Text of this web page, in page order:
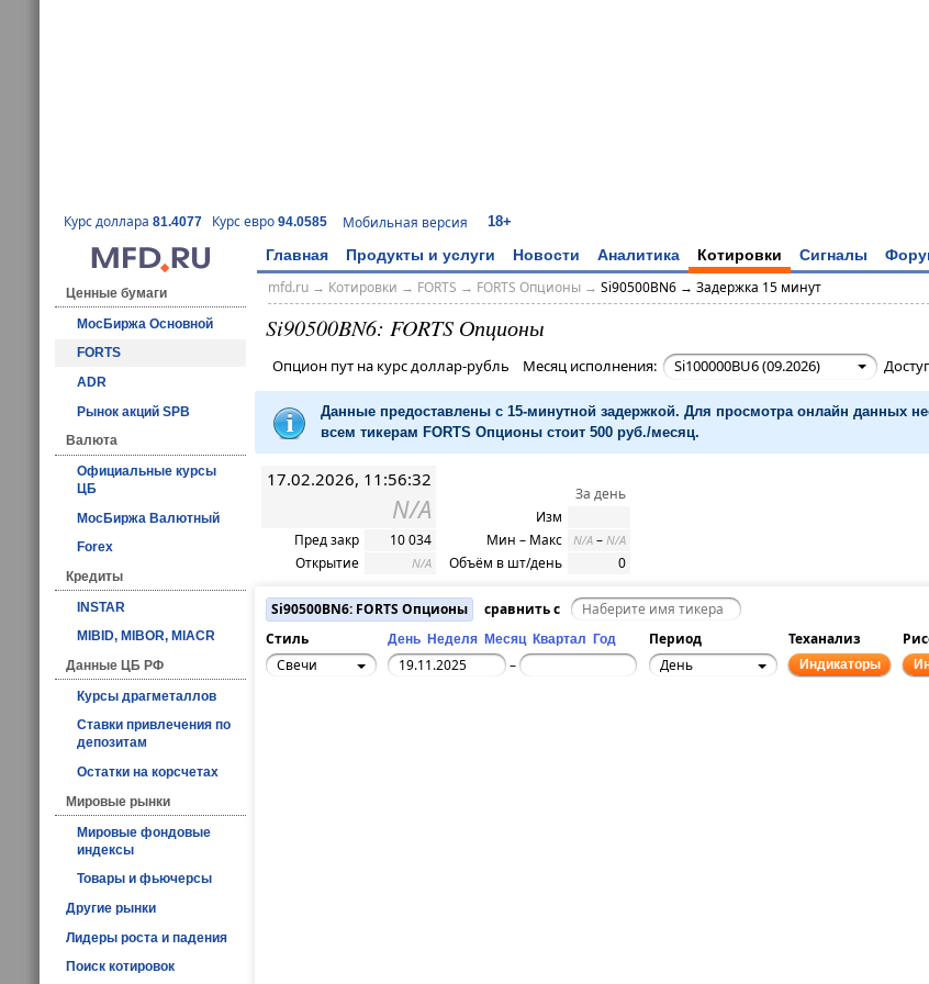
Курс доллара 81.4077 Курс евро 94.0585 Мобильная версия 18+
Главная Продукты и услуги Новости Аналитика Котировки Сигналы
Ценные бумаги
МосБиржа Основной
FORTS
ADR
Рынок акций SPB
Валюта
Официальные курсы
ЦБ
МосБиржа Валютный
Forex
Кредиты
INSTAR
MIBID, MIBOR, MIACR
Данные ЦБ РФ
Курсы драгметаллов
Ставки привлечения по
депозитам
Остатки на корсчетах
Мировые рынки
Мировые фондовые
индексы
Товары и фьючерсы
Другие рынки
Лидеры роста и падения
Поиск котировок
mfd.ru→ Котировки → FORTS → FORTS Опционы→ Si90500BN6 → Задержка 15 минут
Si90500BN6: FORTS Опционы
Опцион пут на курс доллар-рубль Месяц исполнения: Si100000BU6 (09.2026)
Данные предоставлены с 15-минутной задержкой. Для просмотра онлайн данных
всем тикерам FORTS Опционы стоит 500 руб./месяц.
17.02.2026, 11:56:32
N/A
Пред закр
10 034
Открытие
N/A
За день
Изм
Мин – Макс
N/A – N/A
Объём в шт/день 0
Si90500BN6: FORTS Опционы
сравнить с
Стиль
День Неделя Месяц Квартал Год Период Теханализ
Свечи
– День Индикаторы